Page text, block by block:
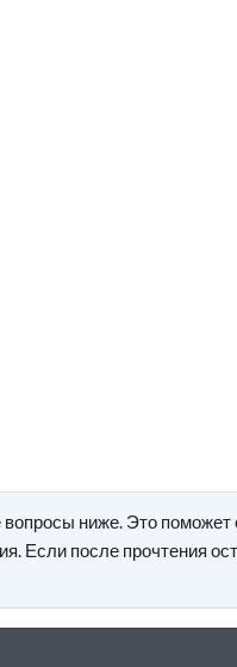
ниже. Это
Если после прочтения